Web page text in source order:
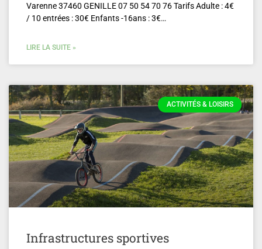
Varenne 37460 GENILLE 07 50 54 70 76 Tarifs Adulte : 4€
/ 10 entrées : 30€ Enfants -16ans : 3€…
LIRE LA SUITE »
ACTIVITÉS & LOISIRS
Infrastructures sportives